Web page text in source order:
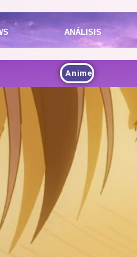
ANÁLISIS
Anime